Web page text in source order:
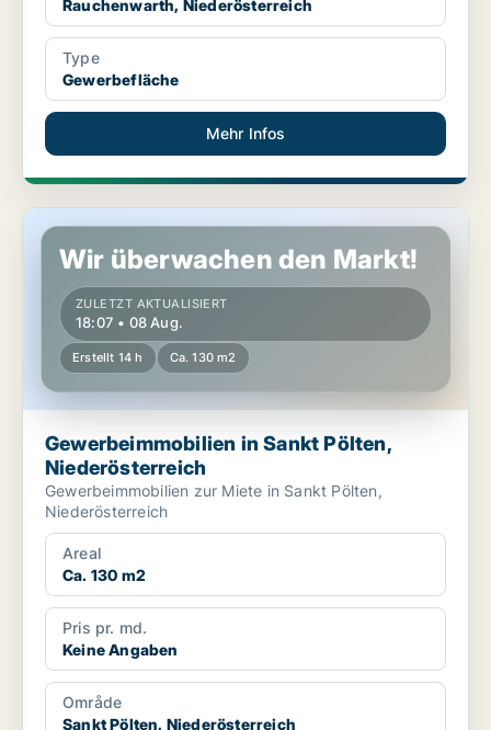
Rauchenwarth, Niederösterreich
Type
Gewerbefläche
Mehr Infos
Gewerbeimmobilien in Sankt Pölten, Niederösterreich
Wir überwachen den Markt!
ZULETZT AKTUALISIERT
18:07 • 08 Aug.
Erstellt 14 h Ca. 130 m2
Gewerbeimmobilien in Sankt Pölten,
Niederösterreich
Gewerbeimmobilien zur Miete in Sankt Pölten,
Niederösterreich
Areal
Ca. 130 m2
Pris pr. md.
Keine Angaben
Område
Sankt Pölten, Niederösterreich